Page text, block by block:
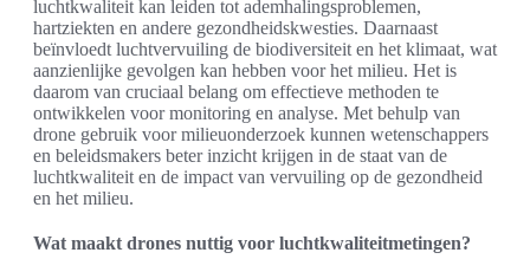
luchtkwaliteit kan leiden tot ademhalingsproblemen,
hartziekten en andere gezondheidskwesties. Daarnaast
beïnvloedt luchtvervuiling de biodiversiteit en het klimaat, wat
aanzienlijke gevolgen kan hebben voor het milieu. Het is
daarom van cruciaal belang om effectieve methoden te
ontwikkelen voor monitoring en analyse. Met behulp van
drone gebruik voor milieuonderzoek kunnen wetenschappers
en beleidsmakers beter inzicht krijgen in de staat van de
luchtkwaliteit en de impact van vervuiling op de gezondheid
en het milieu.
Wat maakt drones nuttig voor luchtkwaliteitmetingen?